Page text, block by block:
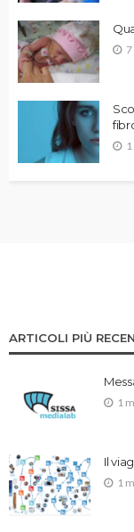
7
ARTICOLI PIÙ
1
Il
1